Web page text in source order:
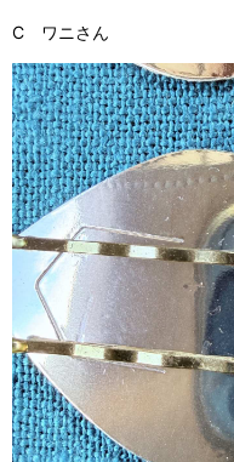
C ワニさん